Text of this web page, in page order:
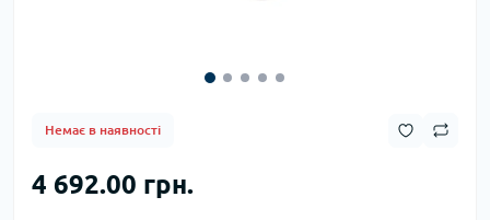
Немає в наявності
4 692.00 грн.